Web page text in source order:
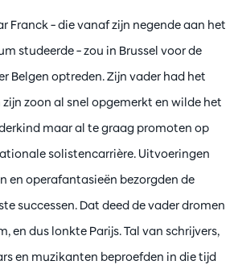
Franck – die vanaf zijn negende aan het
studeerde – zou in Brussel voor de
Belgen optreden. Zijn vader had het
zoon al snel opgemerkt en wilde het
maar al te graag promoten op
solistencarrière. Uitvoeringen
en operafantasieën bezorgden de
successen. Dat deed de vader dromen
en dus lonkte Parijs. Tal van schrijvers,
en muzikanten beproefden in die tijd